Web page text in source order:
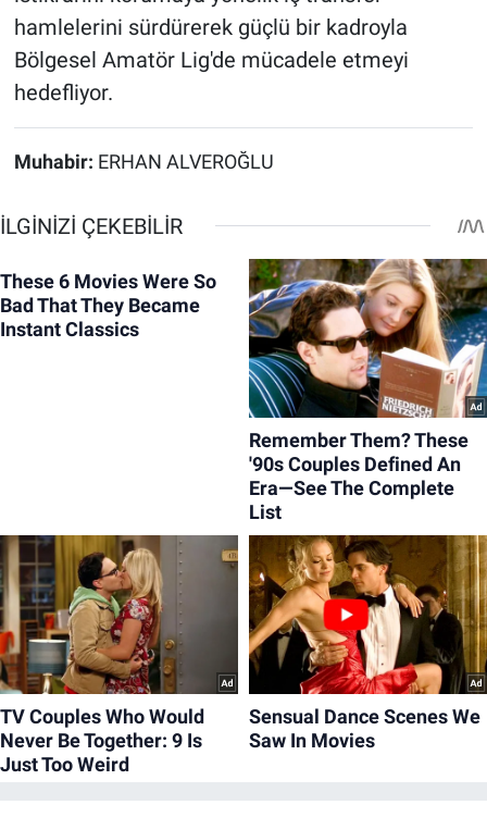
hamlelerini sürdürerek güçlü bir kadroyla
Bölgesel Amatör Lig'de mücadele etmeyi
hedefliyor.
Muhabir: ERHAN ALVEROĞLU